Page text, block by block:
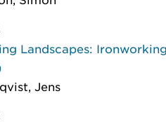
Landscapes:
Jens